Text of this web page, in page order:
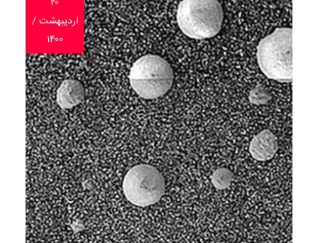
اردیبهشت /
۱۴۰۰